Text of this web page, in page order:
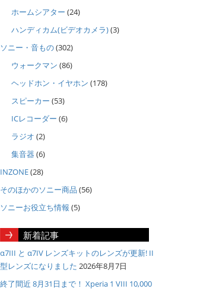
ホームシアター (24)
ハンディカム(ビデオカメラ)(3)
ソニー・音もの(302)
ウォークマン (86)
ヘッドホン・イヤホン (178)
スピーカー (53)
ICレコーダー (6)
ラジオ (2)
集音器 (6)
INZONE(28)
そのほかのソニー商品 (56)
ソニーお役立ち情報 (5)
新着記事
α7III と α7IV レンズキットのレンズが更新! II
型レンズになりました 2026年8月7日
終了間近 8月31日まで！ Xperia 1 VIII 10,000